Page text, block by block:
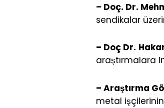
– Doç. Dr.
sendikalar
– Doç Dr.
araştırmalara
– Araştırma
metal